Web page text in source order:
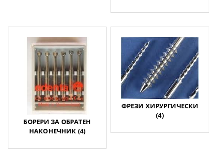
БОРЕРИ ЗА ОБРАТЕН
НАКОНЕЧНИК (4)
ФРЕЗИ ХИРУРГИЧЕСКИ
(4)